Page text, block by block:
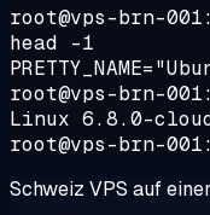
root@vps-brn-
head -1
root@vps-brn-
Linux 6.8.0-
root@vps-brn-
Schweiz VPS auf